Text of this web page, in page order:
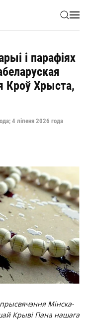
і парафіях
Кроў Хрыста,
4 ліпеня 2026 года
Мінска-
Крыві Пана нашага